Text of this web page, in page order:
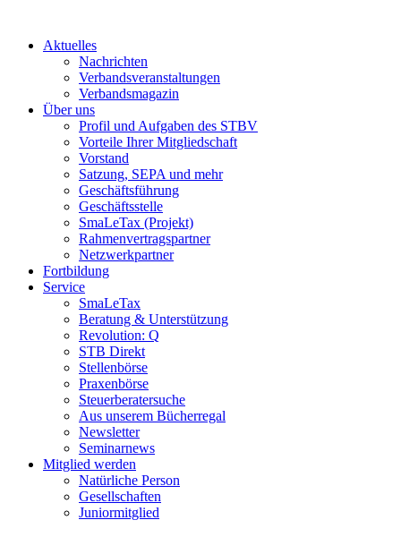
Aktuelles
Nachrichten
Verbandsveranstaltungen
Verbandsmagazin
Über uns
Profil und Aufgaben des STBV
Vorteile Ihrer Mitgliedschaft
Vorstand
Satzung, SEPA und mehr
Geschäftsführung
Geschäftsstelle
SmaLeTax (Projekt)
Rahmenvertragspartner
Netzwerkpartner
Fortbildung
Service
SmaLeTax
Beratung & Unterstützung
Revolution: Q
STB Direkt
Stellenbörse
Praxenbörse
Steuerberatersuche
Aus unserem Bücherregal
Newsletter
Seminarnews
Mitglied werden
Natürliche Person
Gesellschaften
Juniormitglied